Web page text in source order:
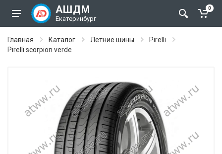
АШДМ
Екатеринбург
0
Главная Каталог Летние шины
Pirelli
Pirelli scorpion verde